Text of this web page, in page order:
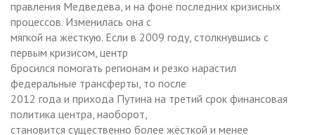
правления Медведева, и на фоне последних кризисных
процессов. Изменилась она с
мягкой на жёсткую. Если в 2009 году, столкнувшись с
первым кризисом, центр
бросился помогать регионам и резко нарастил
федеральные трансферты, то после
2012 года и прихода Путина на третий срок финансовая
политика центра, наоборот,
становится существенно более жёсткой и менее